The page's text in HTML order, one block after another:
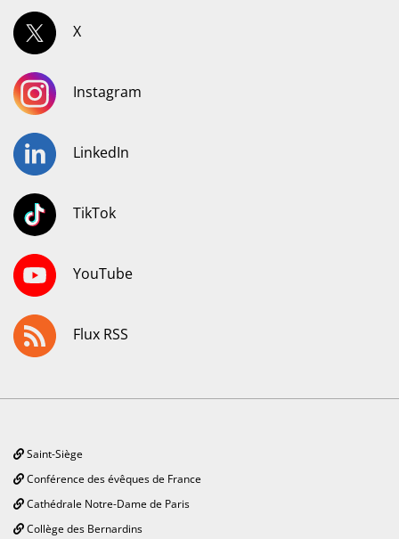
X
Instagram
LinkedIn
TikTok
YouTube
Flux RSS
Saint-Siège
Conférence des évêques de France
Cathédrale Notre-Dame de Paris
Collège des Bernardins